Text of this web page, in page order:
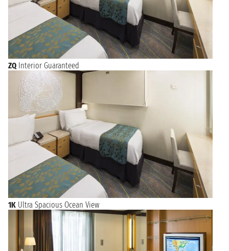
ZQ Interior Guaranteed
1K Ultra Spacious Ocean View